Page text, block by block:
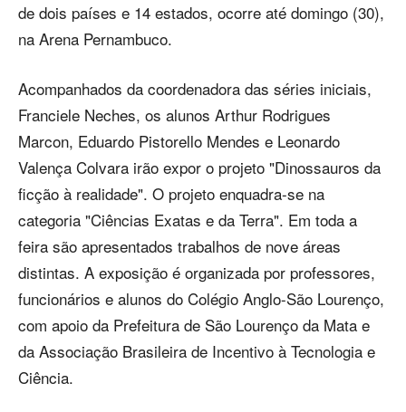
de dois países e 14 estados, ocorre até domingo (30),
na Arena Pernambuco.
Acompanhados da coordenadora das séries iniciais,
Franciele Neches, os alunos Arthur Rodrigues
Marcon, Eduardo Pistorello Mendes e Leonardo
Valença Colvara irão expor o projeto "Dinossauros da
ficção à realidade". O projeto enquadra-se na
categoria "Ciências Exatas e da Terra". Em toda a
feira são apresentados trabalhos de nove áreas
distintas. A exposição é organizada por professores,
funcionários e alunos do Colégio Anglo-São Lourenço,
com apoio da Prefeitura de São Lourenço da Mata e
da Associação Brasileira de Incentivo à Tecnologia e
Ciência.